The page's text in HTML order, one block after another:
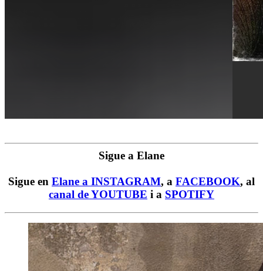
Sigue a Elane
Sigue en Elane a INSTAGRAM, a FACEBOOK, al
canal de YOUTUBE i a SPOTIFY